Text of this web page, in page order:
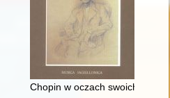
pod zaborem rosyjskim
Chopin w oczach swoich